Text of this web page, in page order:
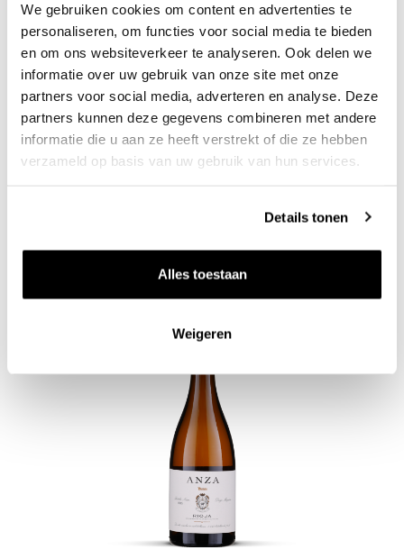
We gebruiken cookies om content en advertenties te
personaliseren, om functies voor social media te bieden
en om ons websiteverkeer te analyseren. Ook delen we
informatie over uw gebruik van onze site met onze
partners voor social media, adverteren en analyse. Deze
partners kunnen deze gegevens combineren met andere
informatie die u aan ze heeft verstrekt of die ze hebben
verzameld op basis van uw gebruik van hun services.
Details tonen
Alles toestaan
Weigeren
2024 Nahikun - Rioja blanco
Sierra de Toloño 0.75l